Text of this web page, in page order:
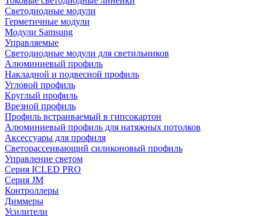
Светодиодные модули
Герметичные модули
Модули Samsung
Управляемые
Светодиодные модули для светильников
Алюминиевый профиль
Накладной и подвесной профиль
Угловой профиль
Круглый профиль
Врезной профиль
Профиль встраиваемый в гипсокартон
Алюминиевый профиль для натяжных потолков
Аксессуары для профиля
Светорассеивающий силиконовый профиль
Управление светом
Серия ICLED PRO
Серия JM
Контроллеры
Диммеры
Усилители